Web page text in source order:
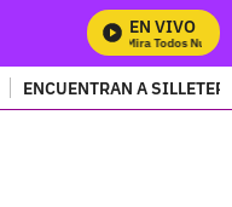
EN VIVO
Mira Todos
ENCUENTRAN A